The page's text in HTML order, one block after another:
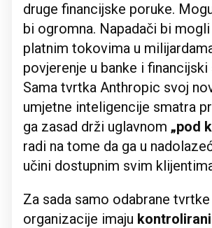
druge financijske poruke.
bi ogromna. Napadači bi
platnim tokovima u
povjerenje u banke i financijski
Sama tvrtka Anthropic svoj
umjetne inteligencije smatra
ga zasad drži uglavnom „pod
radi na tome da ga u
učini dostupnim svim
Za sada samo odabrane
organizacije imaju